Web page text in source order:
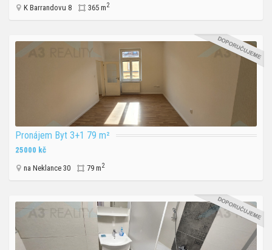
K Barrandovu 8 365 m2
Pronájem Byt 3+1 79 m²
25000 kč
na Neklance 30 79 m2